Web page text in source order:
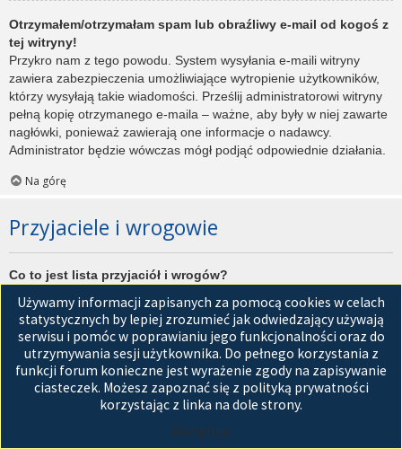
Otrzymałem/otrzymałam spam lub obraźliwy e-mail od kogoś z
tej witryny!
Przykro nam z tego powodu. System wysyłania e-maili witryny
zawiera zabezpieczenia umożliwiające wytropienie użytkowników,
którzy wysyłają takie wiadomości. Prześlij administratorowi witryny
pełną kopię otrzymanego e-maila – ważne, aby były w niej zawarte
nagłówki, ponieważ zawierają one informacje o nadawcy.
Administrator będzie wówczas mógł podjąć odpowiednie działania.
Na górę
Przyjaciele i wrogowie
Co to jest lista przyjaciół i wrogów?
użytkowników witryny. Użytkownicy dodani do listy przyjaciół będą
wyświetleni na karciePrzyjacieleznajdującej się w panelu
zarządzania kontem. Z tego poziomu można szybko sprawdzić ich
status, a także wysłać prywatną wiadomość. Zależnie od
używanego stylu witryny, posty tych użytkowników mogą być
wyróżniane. Jeśli użytkownik zostanie dodany do listy wrogów,
Używamy informacji zapisanych za pomocą cookies w celach
statystycznych by lepiej zrozumieć jak odwiedzający używają
serwisu i pomóc w poprawianiu jego funkcjonalności oraz do
utrzymywania sesji użytkownika. Do pełnego korzystania z
funkcji forum konieczne jest wyrażenie zgody na zapisywanie
ciasteczek. Możesz zapoznać się z polityką prywatności
korzystając z linka na dole strony.
Akceptuję